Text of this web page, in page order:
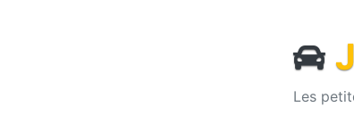
Les